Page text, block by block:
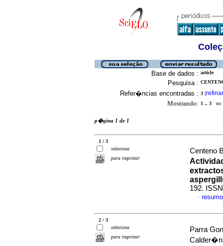
Base de dados : article
Pesquisa :
Refer�ncias encontradas : 3 [refinar
Mostrando: 1 .. 3 no
p�gina 1 de 1
1 / 3
seleciona
para imprimir
Centeno
192.
·
2 / 3
seleciona
para imprimir
Parra